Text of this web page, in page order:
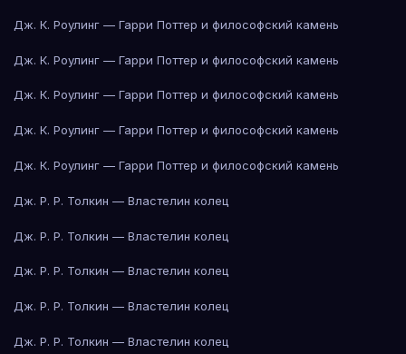
Дж. К. Роулинг — Гарри Поттер и философский камень
Дж. К. Роулинг — Гарри Поттер и философский камень
Дж. К. Роулинг — Гарри Поттер и философский камень
Дж. К. Роулинг — Гарри Поттер и философский камень
Дж. К. Роулинг — Гарри Поттер и философский камень
Дж. Р. Р. Толкин — Властелин колец
Дж. Р. Р. Толкин — Властелин колец
Дж. Р. Р. Толкин — Властелин колец
Дж. Р. Р. Толкин — Властелин колец
Дж. Р. Р. Толкин — Властелин колец